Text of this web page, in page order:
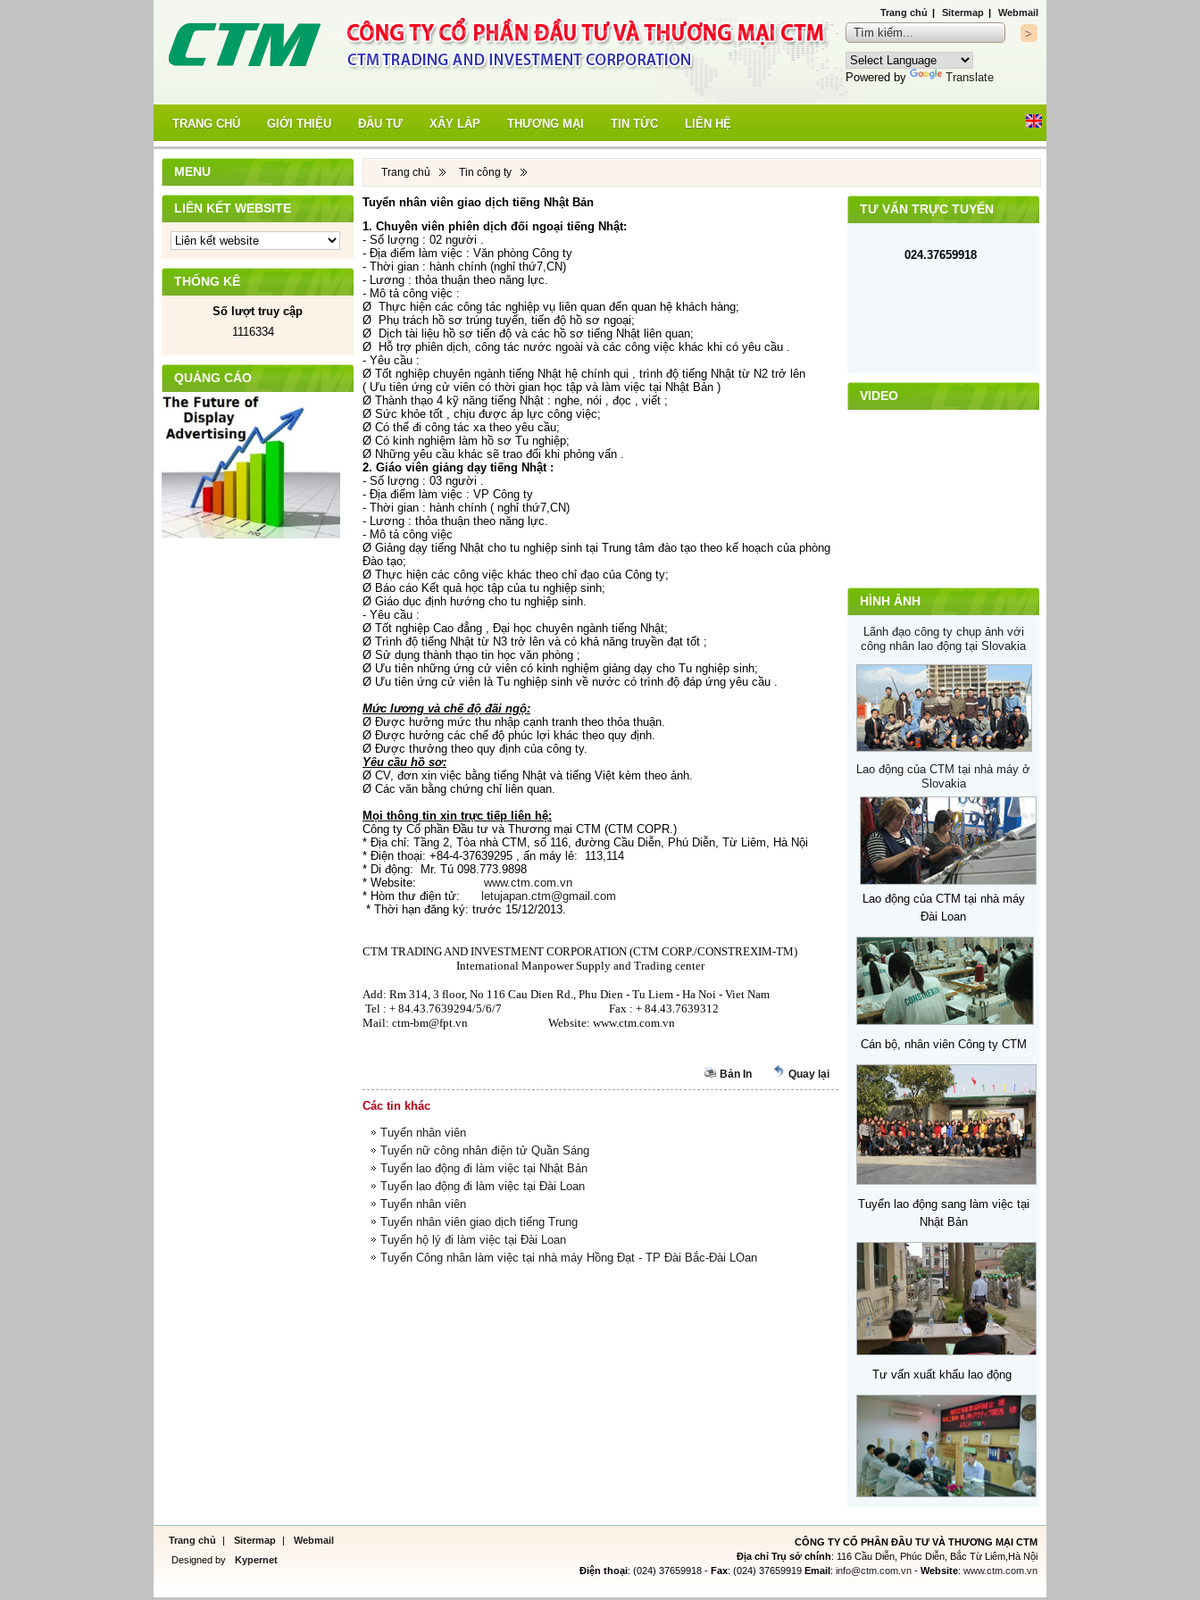
Trang chủ | Sitermap | Webmail
Powered by Translate
TRANG CHỦ GIỚI THIỆU ĐẦU TƯ XÂY LẮP THƯƠNG MẠI TIN TỨC LIÊN HỆ
MENU
LIÊN KẾT WEBSITE
THỐNG KÊ
Số lượt truy cập
1116334
QUẢNG CÁO
Trang chủ Tin công ty
Tuyển nhân viên giao dịch tiếng Nhật Bản
1. Chuyên viên phiên dịch đối ngoại tiếng Nhật:
- Số lượng : 02 người .
- Địa điểm làm việc : Văn phòng Công ty
- Thời gian : hành chính (nghỉ thứ7,CN)
- Lương : thỏa thuận theo năng lực.
- Mô tả công việc :
Ø Thực hiện các công tác nghiệp vụ liên quan đến quan hệ khách hàng;
Ø Phụ trách hồ sơ trúng tuyển, tiến độ hồ sơ ngoại;
Ø Dịch tài liệu hồ sơ tiến độ và các hồ sơ tiếng Nhật liên quan;
Ø Hỗ trợ phiên dịch, công tác nước ngoài và các công việc khác khi có yêu cầu .
- Yêu cầu :
Ø Tốt nghiệp chuyên ngành tiếng Nhật hệ chính qui , trình độ tiếng Nhật từ N2 trở lên
( Ưu tiên ứng cử viên có thời gian học tập và làm việc tại Nhật Bản )
Ø Thành thạo 4 kỹ năng tiếng Nhật : nghe, nói , đọc , viết ;
Ø Sức khỏe tốt , chịu được áp lực công việc;
Ø Có thể đi công tác xa theo yêu cầu;
Ø Có kinh nghiệm làm hồ sơ Tu nghiệp;
Ø Những yêu cầu khác sẽ trao đổi khi phỏng vấn .
2. Giáo viên giảng dạy tiếng Nhật :
- Số lượng : 03 người .
- Địa điểm làm việc : VP Công ty
- Thời gian : hành chính ( nghỉ thứ7,CN)
- Lương : thỏa thuận theo năng lực.
- Mô tả công việc
Ø Giảng dạy tiếng Nhật cho tu nghiệp sinh tại Trung tâm đào tạo theo kế hoạch của phòng
Đào tạo;
Ø Thực hiện các công việc khác theo chỉ đạo của Công ty;
Ø Báo cáo Kết quả học tập của tu nghiệp sinh;
Ø Giáo dục định hướng cho tu nghiệp sinh.
- Yêu cầu :
Ø Tốt nghiệp Cao đẳng , Đại học chuyên ngành tiếng Nhật;
Ø Trình độ tiếng Nhật từ N3 trở lên và có khả năng truyền đạt tốt ;
Ø Sử dụng thành thạo tin học văn phòng ;
Ø Ưu tiên những ứng cử viên có kinh nghiệm giảng dạy cho Tu nghiệp sinh;
Ø Ưu tiên ứng cử viên là Tu nghiệp sinh về nước có trình độ đáp ứng yêu cầu .
Mức lương và chế độ đãi ngộ:
Ø Được hưởng mức thu nhập cạnh tranh theo thỏa thuận.
Ø Được hưởng các chế độ phúc lợi khác theo quy định.
Ø Được thưởng theo quy định của công ty.
Yêu cầu hồ sơ:
Ø CV, đơn xin việc bằng tiếng Nhật và tiếng Việt kèm theo ảnh.
Ø Các văn bằng chứng chỉ liên quan.
Mọi thông tin xin trực tiếp liên hệ:
Công ty Cổ phần Đầu tư và Thương mại CTM (CTM COPR.)
* Địa chỉ: Tầng 2, Tòa nhà CTM, số 116, đường Cầu Diễn, Phú Diễn, Từ Liêm, Hà Nội
* Điện thoại: +84-4-37639295 , ấn máy lẻ: 113,114
* Di động: Mr. Tú 098.773.9898
* Website: www.ctm.com.vn
* Hòm thư điện tử:
letujapan.ctm@gmail.com
* Thời hạn đăng ký: trước 15/12/2013.
CTM TRADING AND INVESTMENT CORPORATION (CTM CORP./CONSTREXIM-TM)
International Manpower Supply and Trading center
Add: Rm 314, 3 floor, No 116 Cau Dien Rd., Phu Dien - Tu Liem - Ha Noi - Viet Nam
Tel : + 84.43.7639294/5/6/7 Fax : + 84.43.7639312
Mail: ctm-bm@fpt.vn Website: www.ctm.com.vn
Bản In Quay lại
Các tin khác
Tuyển nhân viên
Tuyển nữ công nhân điện tử Quần Sáng
Tuyển lao động đi làm việc tại Nhật Bản
Tuyển lao động đi làm việc tại Đài Loan
Tuyển nhân viên
Tuyển nhân viên giao dịch tiếng Trung
Tuyển hộ lý đi làm việc tại Đài Loan
Tuyển Công nhân làm việc tại nhà máy Hồng Đạt - TP Đài Bắc-Đài LOan
TƯ VẤN TRỰC TUYẾN
024.37659918
VIDEO
HÌNH ẢNH
Lãnh đạo công ty chụp ảnh với
công nhân lao động tại Slovakia
Lao động của CTM tại nhà máy ở
Slovakia
Lao động của CTM tại nhà máy
Đài Loan
Cán bộ, nhân viên Công ty CTM
Tuyển lao động sang làm việc tại
Nhật Bản
Tư vấn xuất khẩu lao động
Trang chủ | Sitermap |
Webmail
Designed by
Kypernet
CÔNG TY CỔ PHẦN ĐẦU TƯ VÀ THƯƠNG MẠI CTM
Địa chỉ Trụ sở chính: 116 Cầu Diễn, Phúc Diễn, Bắc Từ Liêm,Hà Nội
Điện thoại: (024) 37659918 - Fax: (024) 37659919 Email: info@ctm.com.vn - Website: www.ctm.com.vn